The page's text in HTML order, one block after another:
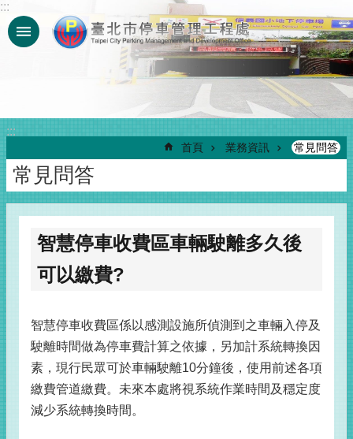
跳到主要內容區塊
:::
:::
首頁 業務資訊 常見問答
常見問答
智慧停車收費區車輛駛離多久後
可以繳費?
智慧停車收費區係以感測設施所偵測到之車輛入停及
駛離時間做為停車費計算之依據，另加計系統轉換因
素，現行民眾可於車輛駛離10分鐘後，使用前述各項
繳費管道繳費。未來本處將視系統作業時間及穩定度
減少系統轉換時間。